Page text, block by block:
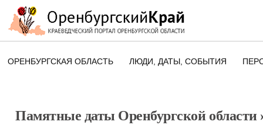
ОРЕНБУРГСКАЯ ОБЛАСТЬ ЛЮДИ, ДАТЫ, CОБЫТИЯ
Памятные даты Оренбургской области